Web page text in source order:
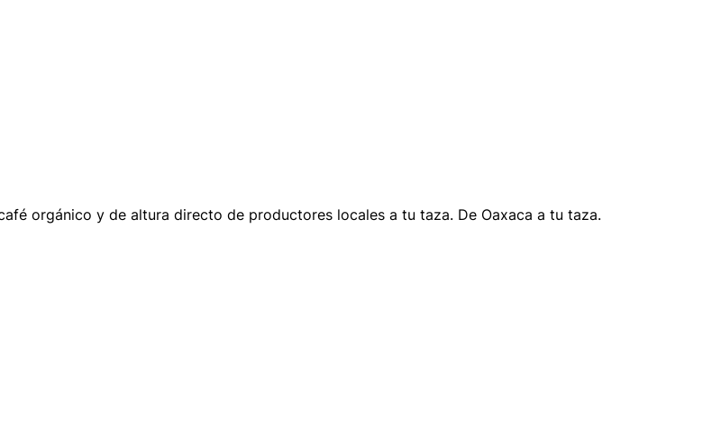
orgánico y de altura directo de productores locales a tu taza. De Oaxaca a tu taza.